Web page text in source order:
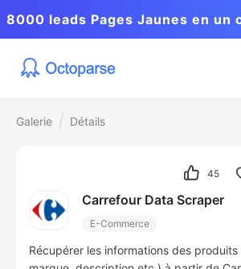
8000 leads Pages Jaunes en un
Galerie Détails
45
Carrefour Data Scraper
E-Commerce
Récupérer les informations des produits